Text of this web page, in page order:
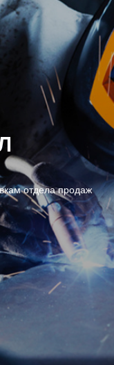
отдела продаж